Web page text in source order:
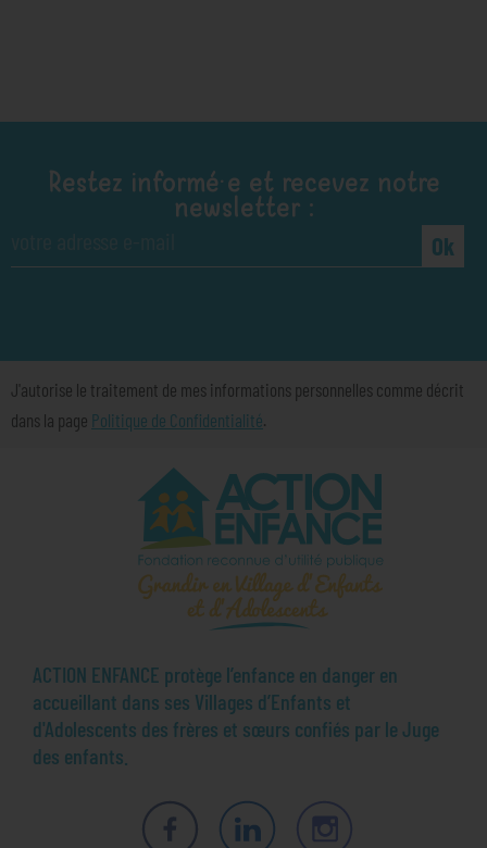
Restez informé·e et recevez notre
newsletter :
Ok
J'autorise le traitement de mes informations personnelles comme décrit
dans la page Politique de Confidentialité.
ACTION ENFANCE protège l’enfance en danger en
accueillant dans ses Villages d’Enfants et
d'Adolescents des frères et sœurs confiés par le Juge
des enfants.